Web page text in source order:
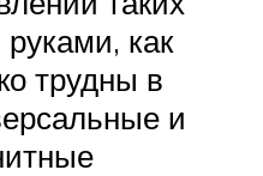
как
трудны в
и